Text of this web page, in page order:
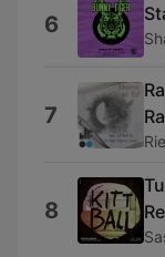
6
7
8